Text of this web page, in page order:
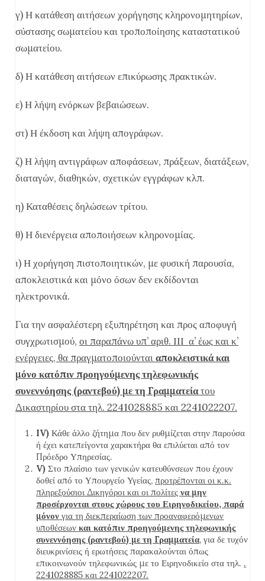
γ) Η κατάθεση αιτήσεων χορήγησης κληρονομητηρίων,
σύστασης σωματείου και τροποποίησης καταστατικού
σωματείου.
δ) Η κατάθεση αιτήσεων επικύρωσης πρακτικών.
ε) Η λήψη ενόρκων βεβαιώσεων.
στ) Η έκδοση και λήψη απογράφων.
ζ) Η λήψη αντιγράφων αποφάσεων, πράξεων, διατάξεων,
διαταγών, διαθηκών, σχετικών εγγράφων κλπ.
η) Καταθέσεις δηλώσεων τρίτου.
θ) Η διενέργεια αποποιήσεων κληρονομίας.
ι) Η χορήγηση πιστοποιητικών, με φυσική παρουσία,
αποκλειστικά και μόνο όσων δεν εκδίδονται
ηλεκτρονικά.
Για την ασφαλέστερη εξυπηρέτηση και προς αποφυγή
συγχρωτισμού, οι παραπάνω υπ’ αριθ. ΙΙΙ α’ έως και κ’
ενέργειες, θα πραγματοποιούνταιαποκλειστικά και
μόνο κατόπιν προηγούμενης τηλεφωνικής
συνεννόησης (ραντεβού) με τη Γραμματείατου
Δικαστηρίου στα τηλ. 2241028885 και 2241022207.
IV) Κάθε άλλο ζήτημα που δεν ρυθμίζεται στην παρούσα
ή έχει κατεπείγοντα χαρακτήρα θα επιλύεται από τον
Πρόεδρο Υπηρεσίας.
V)Στο πλαίσιο των γενικών κατευθύνσεων που έχουν
δοθεί από το Υπουργείο Υγείας,προτρέπονται οι κ.κ.
πληρεξούσιοι Δικηγόροι και οι πολίτεςνα μην
προσέρχονται στους χώρους του Ειρηνοδικείου, παρά
μόνον για τη διεκπεραίωση των προαναφερόμενων
υποθέσεωνκαι κατόπιν προηγούμενης τηλεφωνικής
συνεννόησης (ραντεβού) με τη Γραμματεία, για δε τυχόν
διευκρινίσεις ή ερωτήσεις παρακαλούνται όπως
επικοινωνούν τηλεφωνικώς με το Ειρηνοδικείο στα τηλ. .
2241028885 και 2241022207.